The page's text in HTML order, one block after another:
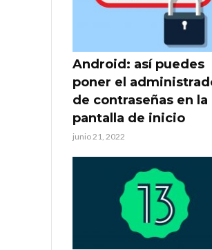
Android: así puedes
poner el
de contraseñas en la
pantalla de inicio
junio 21, 2022